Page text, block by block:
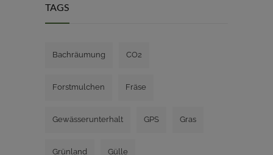
TAGS
Bachräumung CO2
Forstmulchen Fräse
Gewässerunterhalt GPS Gras
Grünland Gülle